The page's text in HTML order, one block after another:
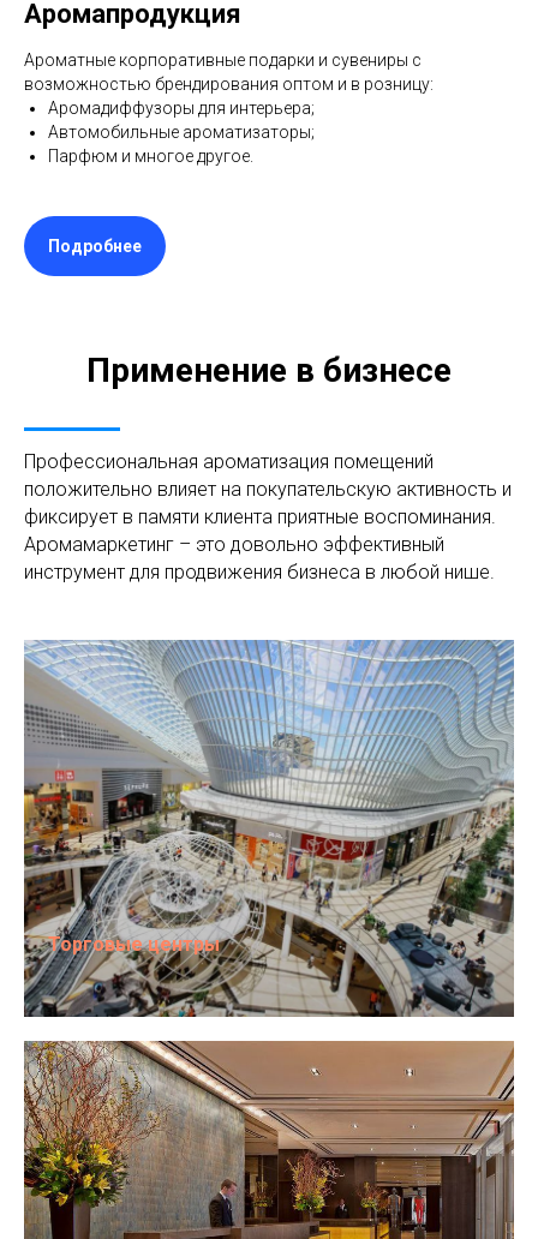
Аромапродукция
Ароматные корпоративные подарки и сувениры с
возможностью брендирования оптом и в розницу:
Аромадиффузоры для интерьера;
Автомобильные ароматизаторы;
Парфюм и многое другое.
Подробнее
Применение в бизнесе
Профессиональная ароматизация помещений
положительно влияет на покупательскую активность и
фиксирует в памяти клиента приятные воспоминания.
Аромамаркетинг – это довольно эффективный
инструмент для продвижения бизнеса в любой нише.
Торговые центры